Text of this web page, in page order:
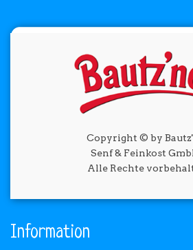
Information
Copyright © by
Senf & Feinkost
Alle Rechte